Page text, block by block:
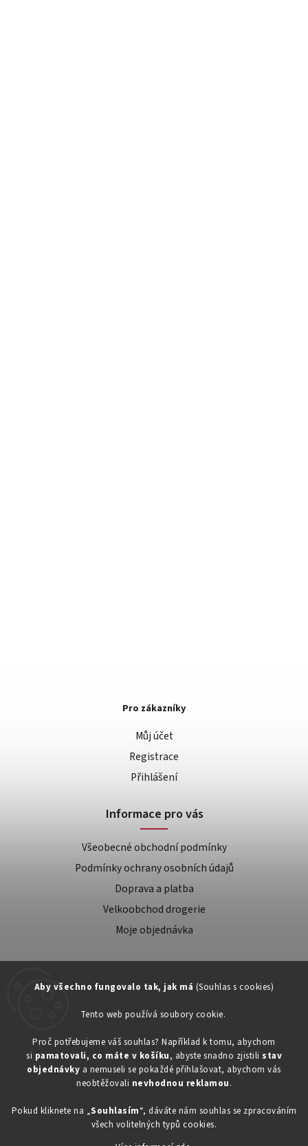
Aby všechno fungovalo tak, jak má (Souhlas s cookies)
Tento web používá soubory cookie.
Proč potřebujeme váš souhlas? Například k tomu, abychom
si pamatovali, co máte v košíku, abyste snadno zjistili stav
objednávky a nemuseli se pokaždé přihlašovat, abychom vás
neobtěžovali nevhodnou reklamou.
Pokud kliknete na „Souhlasím“, dáváte nám souhlas se zpracováním
všech volitelných typů cookies.
734603917
eshop@toner-rl.cz
Pro zákazníky
Můj účet
Registrace
Přihlášení
Informace pro vás
Všeobecné obchodní podmínky
Podmínky ochrany osobních údajů
Doprava a platba
Velkoobchod drogerie
Moje objednávka